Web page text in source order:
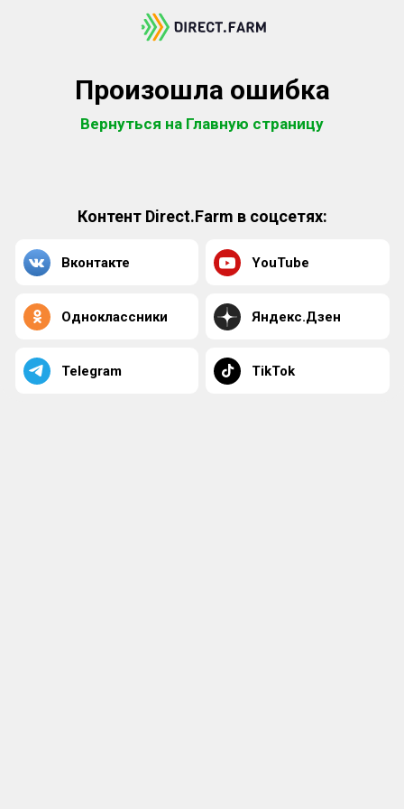
Произошла ошибка
Вернуться на Главную страницу
Контент Direct.Farm в соцсетях:
Вконтакте YouTube
Одноклассники Яндекс.Дзен
Telegram TikTok